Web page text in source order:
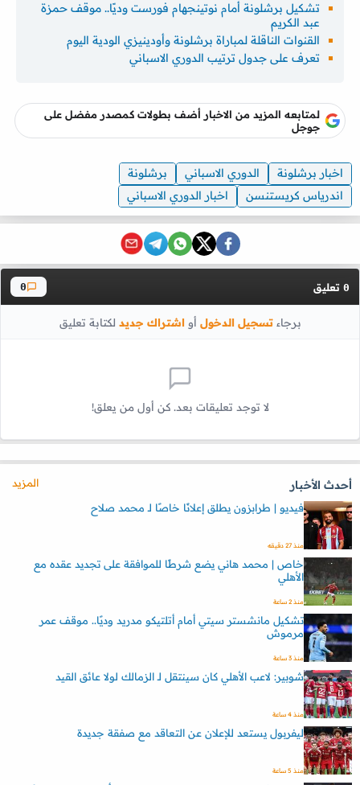
تشكيل برشلونة أمام نوتينجهام فورست وديًا.. موقف حمزة
عبد الكريم
القنوات الناقلة لمباراة برشلونة وأودينيزي الودية اليوم
تعرف على جدول ترتيب الدوري الاسباني
لمتابعه المزيد من الاخبار أضف بطولات كمصدر مفضل على
جوجل
اخبار برشلونة الدوري الاسباني
برشلونة
اندرياس كريستنسن
اخبار الدوري الاسباني
0 تعليق 0
برجاءتسجيل الدخول أواشتراك جديد لكتابة تعليق
لا توجد تعليقات بعد. كن أول من يعلق!
أحدث الأخبار
المزيد
فيديو | طرابزون يطلق إعلانًا خاصًا لـ محمد صلاح
منذ 27 دقيقه
خاص | محمد هاني يضع شرطًا للموافقة على تجديد عقده مع
الأهلي
منذ 2 ساعة
تشكيل مانشستر سيتي أمام أتلتيكو مدريد وديًا.. موقف عمر
مرموش
منذ 3 ساعة
شوبير: لاعب الأهلي كان سينتقل لـ الزمالك لولا عائق القيد
منذ 4 ساعة
ليفربول يستعد للإعلان عن التعاقد مع صفقة جديدة
منذ 5 ساعة